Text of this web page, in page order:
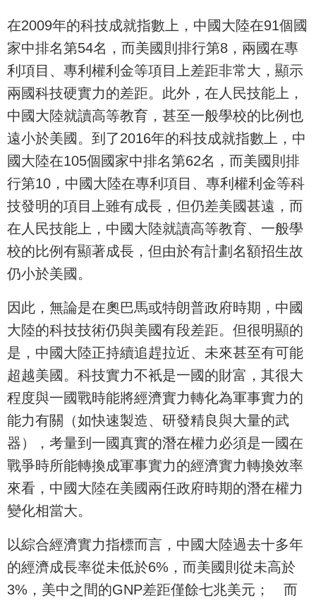
在2009年的科技成就指數上，中國大陸在91個國
家中排名第54名，而美國則排行第8，兩國在專
利項目、專利權利金等項目上差距非常大，顯示
兩國科技硬實力的差距。此外，在人民技能上，
中國大陸就讀高等教育，甚至一般學校的比例也
遠小於美國。到了2016年的科技成就指數上，中
國大陸在105個國家中排名第62名，而美國則排
行第10，中國大陸在專利項目、專利權利金等科
技發明的項目上雖有成長，但仍差美國甚遠，而
在人民技能上，中國大陸就讀高等教育、一般學
校的比例有顯著成長，但由於有計劃名額招生故
仍小於美國。
因此，無論是在奧巴馬或特朗普政府時期，中國
大陸的科技技術仍與美國有段差距。但很明顯的
是，中國大陸正持續追趕拉近、未來甚至有可能
超越美國。科技實力不衹是一國的財富，其很大
程度與一國戰時能將經濟實力轉化為軍事實力的
能力有關（如快速製造、研發精良與大量的武
器），考量到一國真實的潛在權力必須是一國在
戰爭時所能轉換成軍事實力的經濟實力轉換效率
來看，中國大陸在美國兩任政府時期的潛在權力
變化相當大。
以綜合經濟實力指標而言，中國大陸過去十多年
的經濟成長率從未低於6%，而美國則從未高於
3%，美中之間的GNP差距僅餘七兆美元； 而